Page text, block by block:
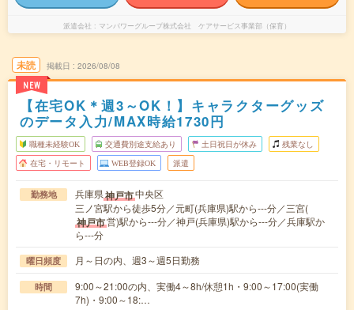
派遣会社 マンパワーグループ株式会社 ケアサービス事業部（保育）
未読
NEW
掲載日 2026/08/08
【在宅OK＊週3～OK！】キャラクターグッズ
のデータ入力/MAX時給1730円
職種未経験OK 交通費別途支給あり 土日祝日が休み 残業なし
在宅・リモート WEB登録OK 派遣
勤務地 兵庫県神戸市中央区
三ノ宮駅から徒歩5分／元町(兵庫県)駅から---分／三宮(
神戸市営)駅から---分／神戸(兵庫県)駅から---分／兵庫駅か
ら---分
曜日頻度 月～日の内、週3～週5日勤務
時間
9:00～21:00の内、実働4～8h/休憩1h・9:00～17:00(実働
7h)・9:00～18:…